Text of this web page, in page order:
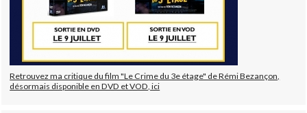
Retrouvez ma critique du film "Le Crime du 3e étage" de Rémi Bezançon,
désormais disponible en DVD et VOD, ici